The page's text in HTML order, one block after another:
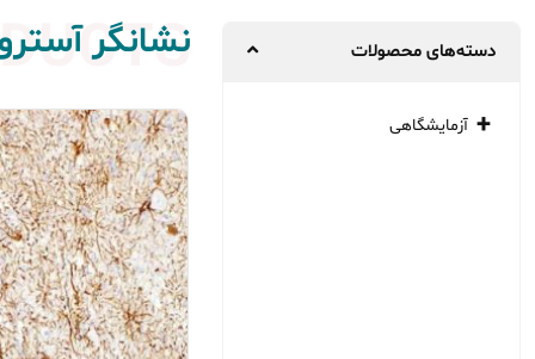
نشانگر دسته‌های محصولات
آزمایشگاهی